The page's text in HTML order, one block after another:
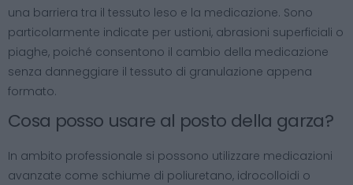
una barriera tra il tessuto leso e la medicazione. Sono
particolarmente indicate per ustioni, abrasioni superficiali o
piaghe, poiché consentono il cambio della medicazione
senza danneggiare il tessuto di granulazione appena
formato.
Cosa posso usare al posto della garza?
In ambito professionale si possono utilizzare medicazioni
avanzate come schiume di poliuretano, idrocolloidi o